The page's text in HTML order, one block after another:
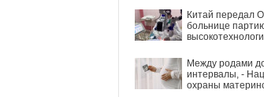
Китай передал
больнице
Между родами
интервалы, -
охраны